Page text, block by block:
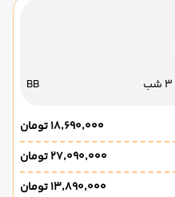
3 شب BB
۱۸٬۶۹۰٬۰۰۰ تومان
۲۷٬۰۹۰٬۰۰۰ تومان
۱۳٬۸۹۰٬۰۰۰ تومان